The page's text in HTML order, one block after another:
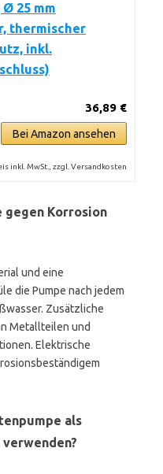
25 mm
thermischer
inkl.
36,89 €
Bei Amazon ansehen
inkl. MwSt., zzgl. Versandkosten
gegen Korrosion
und eine
die Pumpe nach jedem
Zusätzliche
Metallteilen und
Elektrische
als